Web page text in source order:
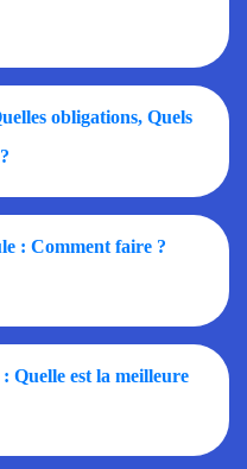
obligations, Quels
: Comment faire ?
Quelle est la meilleure